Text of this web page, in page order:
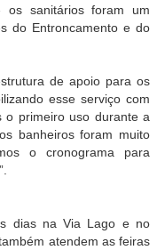
os sanitários foram um
do Entroncamento e do
de apoio para os
esse serviço com
o primeiro uso durante a
banheirosforam muito
o cronograma para
dias na Via Lago e no
atendem as feiras